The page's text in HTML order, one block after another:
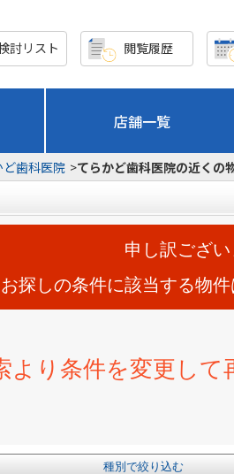
討リスト 閲覧履歴
店舗一覧
ど歯科医院 >てらかど歯科医院の近くの
申し訳ござい
お探しの条件に該当する物
より条件を変更し
種別で絞り込む